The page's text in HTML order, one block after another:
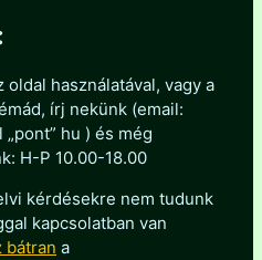
használatával, vagy a
írj nekünk (email:
„pont” hu ) és még
H-P 10.00-18.00
kérdésekre nem tudunk
kapcsolatban van
bátran a